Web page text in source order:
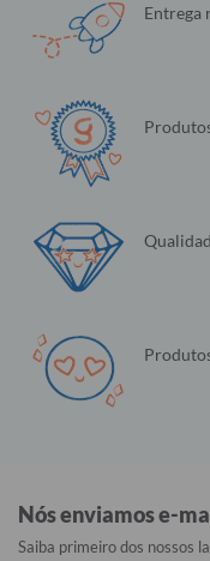
Entrega
Nós enviamos e-
Saiba primeiro dos nossos